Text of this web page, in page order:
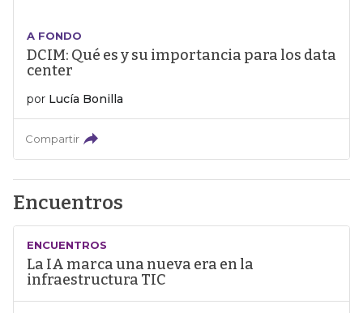
A FONDO
DCIM: Qué es y su importancia para los data
center
por Lucía Bonilla
Compartir
Encuentros
ENCUENTROS
La IA marca una nueva era en la
infraestructura TIC